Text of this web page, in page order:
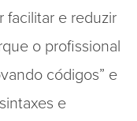
facilitar e reduzir
o profissional
códigos” e
e